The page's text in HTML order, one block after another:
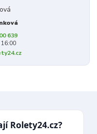
639
Rolety24.cz?